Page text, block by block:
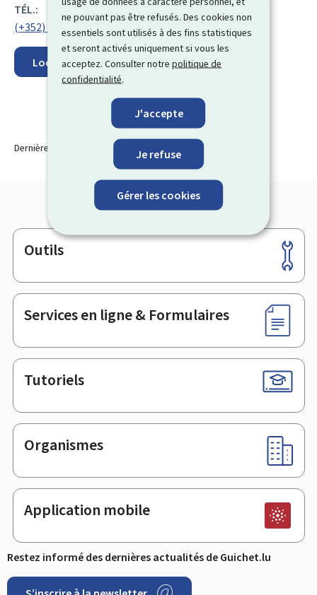
ne pouvant pas être refusés. Des cookies non
essentiels sont utilisés à des fins statistiques
et seront activés uniquement si vous les
acceptez. Consulter notrepolitique de
confidentialité.
J'accepte
Je refuse
Gérer les cookies
:TÉL.:
(+352) 28 37 46 1
Localisez sur la carte
Dernière modification le
Pied
de
page
Outils
Services en ligne & Formulaires
Tutoriels
Organismes
Application mobile
Restez informé des dernières actualités de Guichet.lu